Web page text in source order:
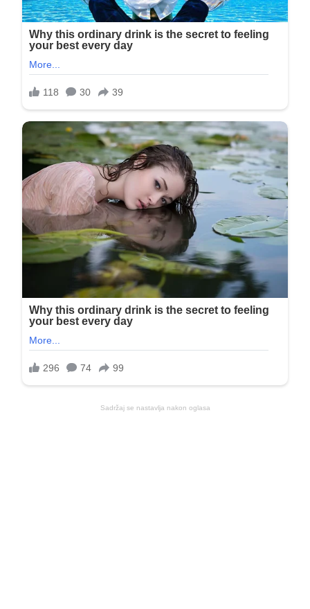
Sadržaj se nastavlja nakon oglasa